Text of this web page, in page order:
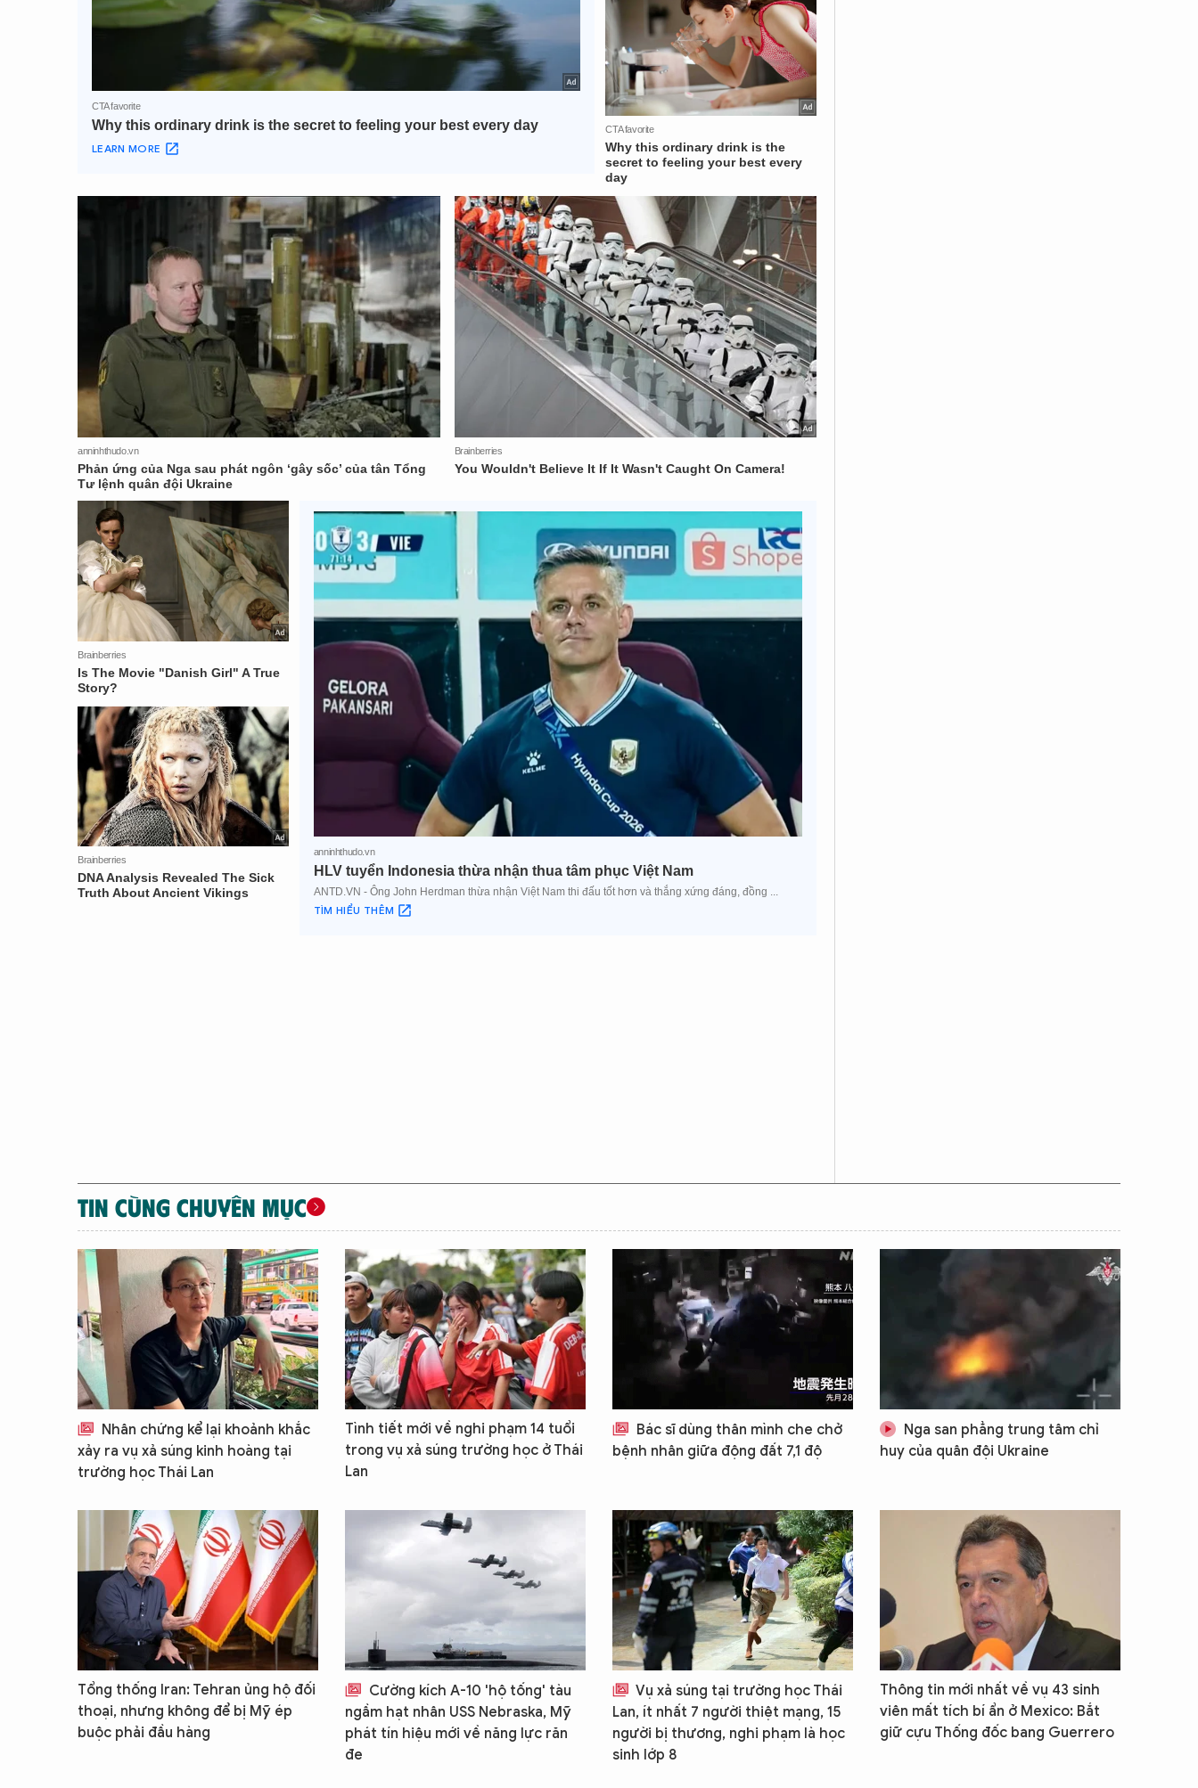
TIN CÙNG CHUYÊN MỤC
Nhân chứng kể lại khoảnh khắc
xảy ra vụ xả súng kinh hoàng tại
trường học Thái Lan
Tình tiết mới về nghi phạm 14 tuổi
trong vụ xả súng trường học ở Thái
Lan
Bác sĩ dùng thân mình che chở
bệnh nhân giữa động đất 7,1 độ
Nga san phẳng trung tâm chỉ
huy của quân đội Ukraine
Tổng thống Iran: Tehran ủng hộ đối
thoại, nhưng không để bị Mỹ ép
buộc phải đầu hàng
Cường kích A-10 'hộ tống' tàu
ngầm hạt nhân USS Nebraska, Mỹ
phát tín hiệu mới về năng lực răn
đe
Vụ xả súng tại trường học Thái
Lan, ít nhất 7 người thiệt mạng, 15
người bị thương, nghi phạm là học
sinh lớp 8
Thông tin mới nhất về vụ 43 sinh
viên mất tích bí ẩn ở Mexico: Bắt
giữ cựu Thống đốc bang Guerrero